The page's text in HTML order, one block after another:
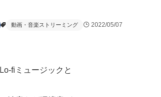
動画・音楽ストリーミング 2022/05/07
fiミュージックと